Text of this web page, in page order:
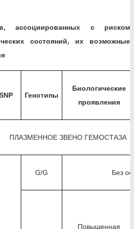
ассоциированных с риском
состояний, их возможные
Генотипы
Биологические
проявления
ПЛАЗМЕННОЕ ЗВЕНО ГЕМОСТАЗА
G/G Без
Повышенная